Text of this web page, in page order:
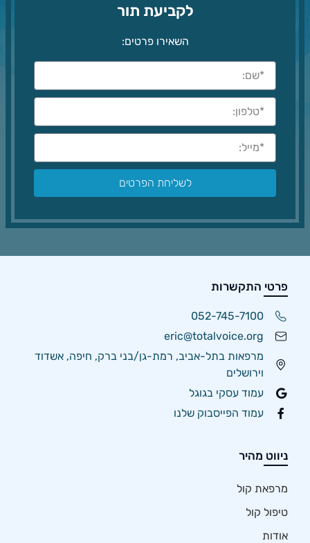
לקביעת תור
השאירו פרטים:
לשליחת הפרטים
פרטי התקשרות
052-745-7100
eric@totalvoice.org
מרפאות בתל-אביב, רמת-גן/בני ברק, חיפה, אשדוד
וירושלים
עמוד עסקי בגוגל
עמוד הפייסבוק שלנו
ניווט מהיר
מרפאת קול
טיפול קול
אודות